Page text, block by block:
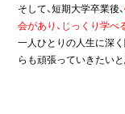
そして、短期大学卒業後、
会があり、じっくり学べ
一人ひとりの人生に深
らも頑張っていきたいと